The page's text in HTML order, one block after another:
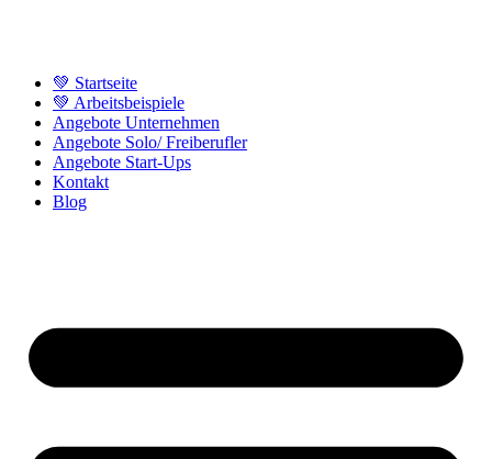
💚 Startseite
💚 Arbeitsbeispiele
Angebote Unternehmen
Angebote Solo/ Freiberufler
Angebote Start-Ups
Kontakt
Blog